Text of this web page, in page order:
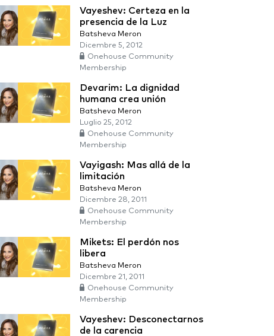
Vayeshev: Certeza en la
presencia de la Luz
Batsheva Meron
Dicembre 5, 2012
Onehouse Community
Membership
Devarim: La dignidad
humana crea unión
Batsheva Meron
Luglio 25, 2012
Onehouse Community
Membership
Vayigash: Mas allá de la
limitación
Batsheva Meron
Dicembre 28, 2011
Onehouse Community
Membership
Mikets: El perdón nos
libera
Batsheva Meron
Dicembre 21, 2011
Onehouse Community
Membership
Vayeshev: Desconectarnos
de la carencia